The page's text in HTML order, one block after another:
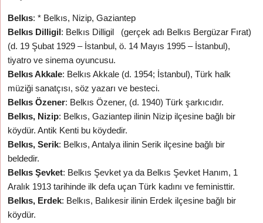
Belkıs: * Belkıs, Nizip, Gaziantep
Belkıs Dilligil: Belkıs Dilligil (gerçek adı Belkıs Bergüzar Fırat)
(d. 19 Şubat 1929 – İstanbul, ö. 14 Mayıs 1995 – İstanbul),
tiyatro ve sinema oyuncusu.
Belkıs Akkale: Belkıs Akkale (d. 1954; İstanbul), Türk halk
müziği sanatçısı, söz yazarı ve besteci.
Belkıs Özener: Belkıs Özener, (d. 1940) Türk şarkıcıdır.
Belkıs, Nizip: Belkıs, Gaziantep ilinin Nizip ilçesine bağlı bir
köydür. Antik Kenti bu köydedir.
Belkıs, Serik: Belkıs, Antalya ilinin Serik ilçesine bağlı bir
beldedir.
Belkıs Şevket: Belkıs Şevket ya da Belkıs Şevket Hanım, 1
Aralık 1913 tarihinde ilk defa uçan Türk kadını ve feministtir.
Belkıs, Erdek: Belkıs, Balıkesir ilinin Erdek ilçesine bağlı bir
köydür.